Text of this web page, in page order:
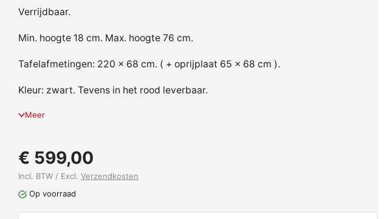
Verrijdbaar.
Min. hoogte 18 cm. Max. hoogte 76 cm.
Tafelafmetingen: 220 x 68 cm. ( + oprijplaat 65 x 68 cm ).
Kleur: zwart. Tevens in het rood leverbaar.
Meer
€ 599,00
Incl. BTW / Excl. Verzendkosten
Op voorraad